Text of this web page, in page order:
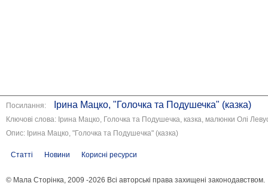
Посилання: Ірина Мацко, "Голочка та Подушечка" (казка)
Ключові слова: Ірина Мацко, Голочка та Подушечка, казка, малюнки Олі
Опис: Ірина Мацко, "Голочка та Подушечка" (казка)
Статті Новини Корисні ресурси
© Мала Сторінка, 2009 -2026 Всі авторські права захищені законодавством.